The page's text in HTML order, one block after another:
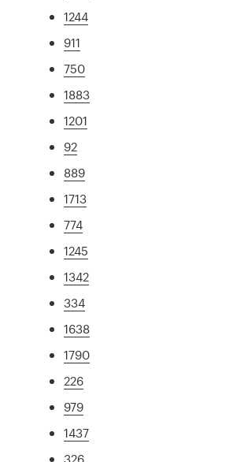
1244
911
750
1883
1201
92
889
1713
774
1245
1342
334
1638
1790
226
979
1437
326